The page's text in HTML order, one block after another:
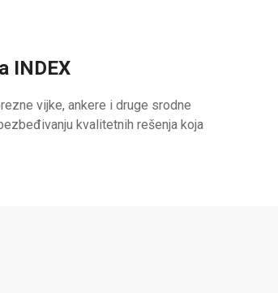
INDEX
vijke, ankere i druge srodne
kvalitetnih rešenja koja